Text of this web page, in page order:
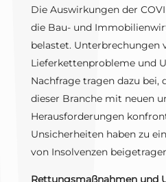
Die Auswirkungen der
die Bau- und
belastet. Unterbrechungen
Lieferkettenprobleme und
Nachfrage tragen dazu bei,
dieser Branche mit neuen
Herausforderungen
Unsicherheiten haben zu
von Insolvenzen
Rettungsmaßnahmen und